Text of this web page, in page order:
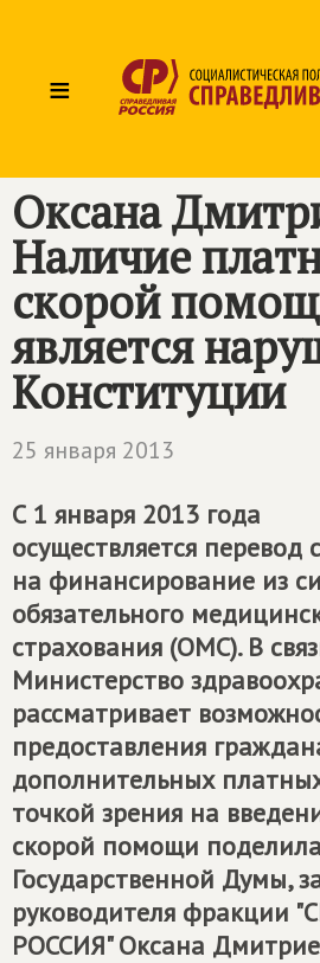
≡
Оксана
Наличие
скорой
является
Конституции
25 января 2013
С 1 января 2013 года
осуществляется
на финансирование из
обязательного
страхования (ОМС). В
Министерство
рассматривает
предоставления
дополнительных
точкой зрения на
скорой помощи
Государственной Думы,
руководителя фракции
РОССИЯ" Оксана